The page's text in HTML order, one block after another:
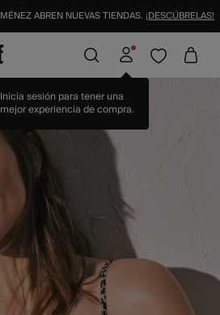
ABREN NUEVAS TIENDAS. ¡DESCÚBRELAS!
Inicia sesión para tener una
mejor experiencia de compra.